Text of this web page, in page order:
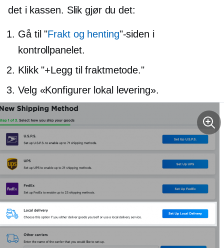
det i kassen. Slik gjør du det:
Gå til "Frakt og henting"-siden i
kontrollpanelet.
Klikk "+Legg til fraktmetode."
Velg «Konfigurer lokal levering».